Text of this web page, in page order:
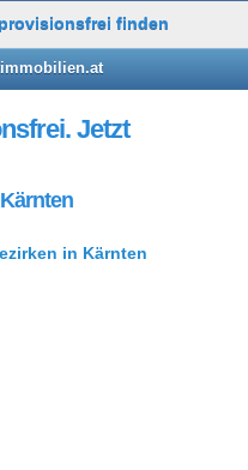
Jetzt
in Kärnten